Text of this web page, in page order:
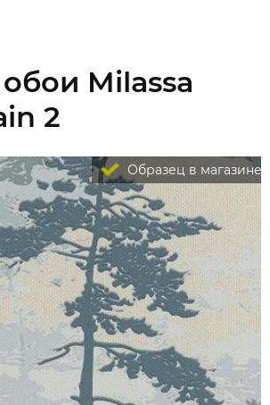
Milassa
2
Образец в магазине